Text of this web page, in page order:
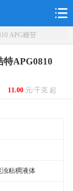
APG糖苷
特APG0810
11.00元/千克 起
粘稠液体